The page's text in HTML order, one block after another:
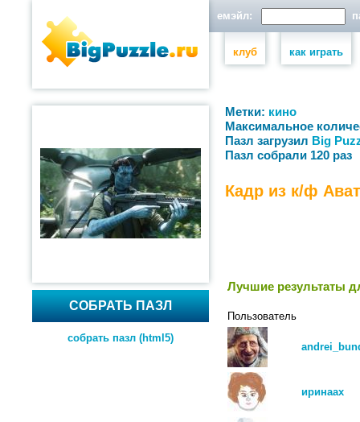
емэйл:
клуб как играть
СОБРАТЬ ПАЗЛ
собрать пазл (html5)
Метки: кино
Максимальное
Пазл загрузил Big
Пазл собрали 120 раз
Кадр из к/ф
Лучшие результаты
Пользователь
иринаах